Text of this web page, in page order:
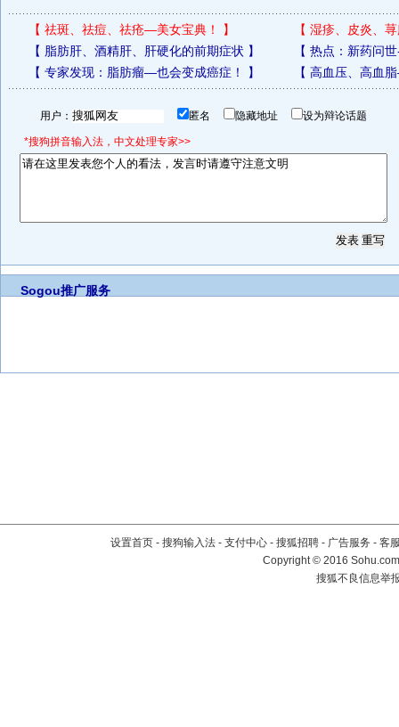
【 祛斑、祛痘、祛疮—美女宝典！ 】 【 湿疹、皮炎、
【 脂肪肝、酒精肝、肝硬化的前期症状 】 【 热点：新药问
【 专家发现：脂肪瘤—也会变成癌症！ 】 【 高血压、高血
用户： 匿名 隐藏地址 设为辩论话题
*搜狗拼音输入法，中文处理专家>>
Sogou推广服务
设置首页 - 搜狗输入法 - 支付中心 - 搜狐招聘 - 广告服务 - 客
Copyright©2016
搜狐不良信息举